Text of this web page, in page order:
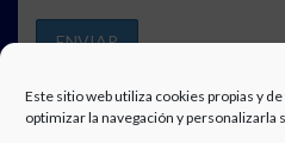
Este sitio web utiliza cookies propias y
optimizar la navegación y personalizarla